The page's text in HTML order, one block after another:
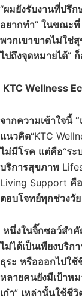
“ผมยังรับงานที่ปรึก
อยากทำ” ในขณะที่
พวกเขาขาดไม่ใช่
ไปถึงจุดหมายได้”
KTC Wellness
จากความเข้าใจนี้
แนวคิด“KTC
ไม่มีโรค แต่คือ“ระ
บริการสุขภาพ
Living Support คื
ตอบโจทย์ทุกช่วงวัย
หนึ่งในจิ๊กซอว์สำ
ไม่ได้เป็นเพียงบริก
ธุระ หรือออกไปใช้
หลายคนยังมีเป้าห
เก๋า” เหล่านั้นใช้ชี